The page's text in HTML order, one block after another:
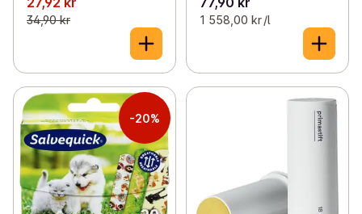
34,90 kr 1 558,00 kr /l
-20%